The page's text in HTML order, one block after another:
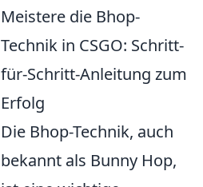
Meistere die Bhop-
Technik in CSGO: Schritt-
für-Schritt-Anleitung zum
Erfolg
Die Bhop-Technik, auch
bekannt als Bunny Hop,